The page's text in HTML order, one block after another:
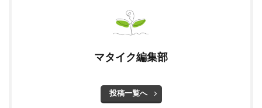
マタイク編集部
投稿一覧へ